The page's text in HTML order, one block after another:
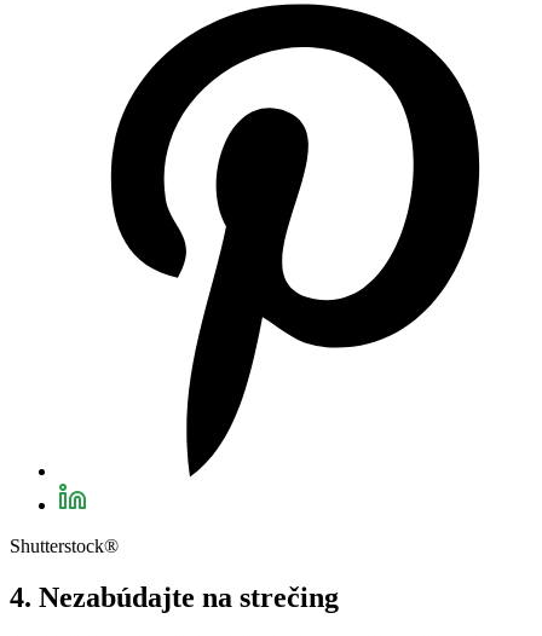
Shutterstock®
4. Nezabúdajte na strečing